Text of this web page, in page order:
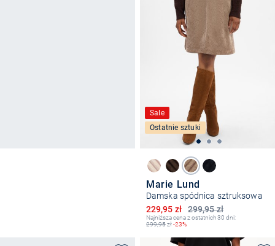
Sale
Ostatnie sztuki
Marie Lund
Damska spódnica sztruksowa
299,95 zł
Obniżona cena
229,95 zł
Najniższa cena z ostatnich 30 dni:
299,95zł-23%